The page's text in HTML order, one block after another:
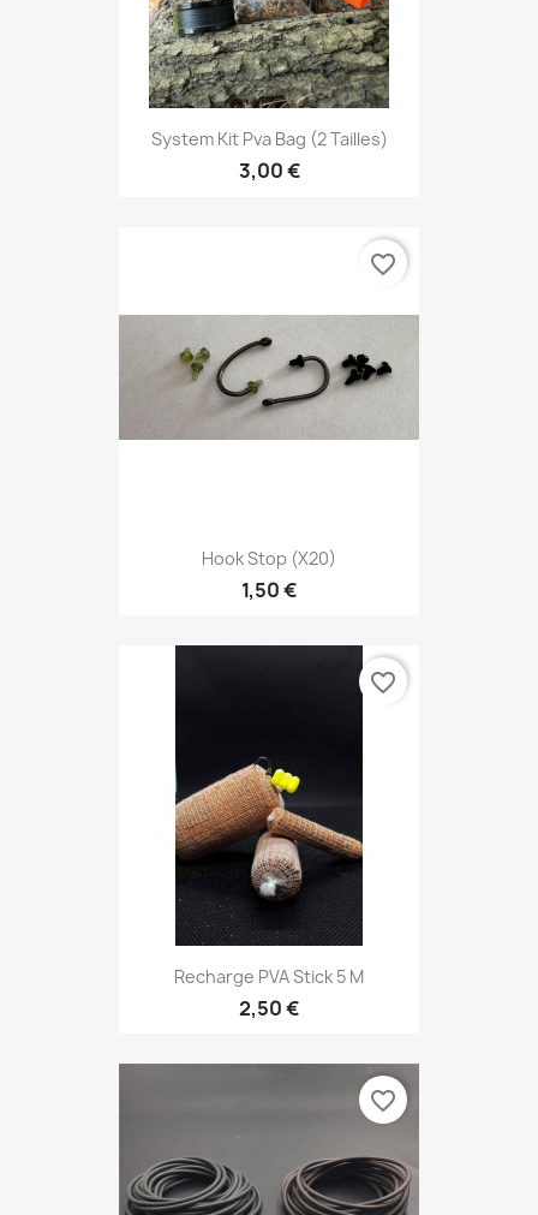
System Kit Pva Bag (2 Tailles)
3,00 €
Hook Stop (x20)
1,50 €
favorite_border
Recharge PVA Stick 5 M
2,50 €
favorite_border
favorite_border